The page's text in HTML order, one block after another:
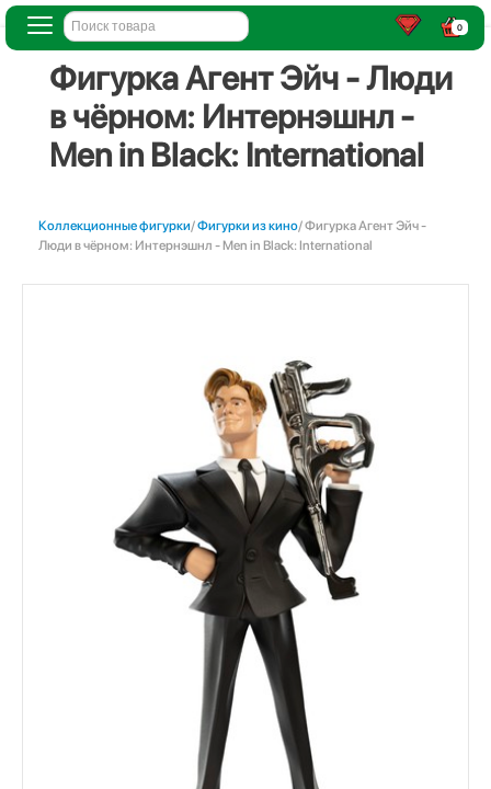
0
Фигурка Агент Эйч - Люди
в чёрном: Интернэшнл -
Men in Black: International
Коллекционные фигурки/Фигурки из кино/ Фигурка Агент Эйч -
Люди в чёрном: Интернэшнл - Men in Black: International